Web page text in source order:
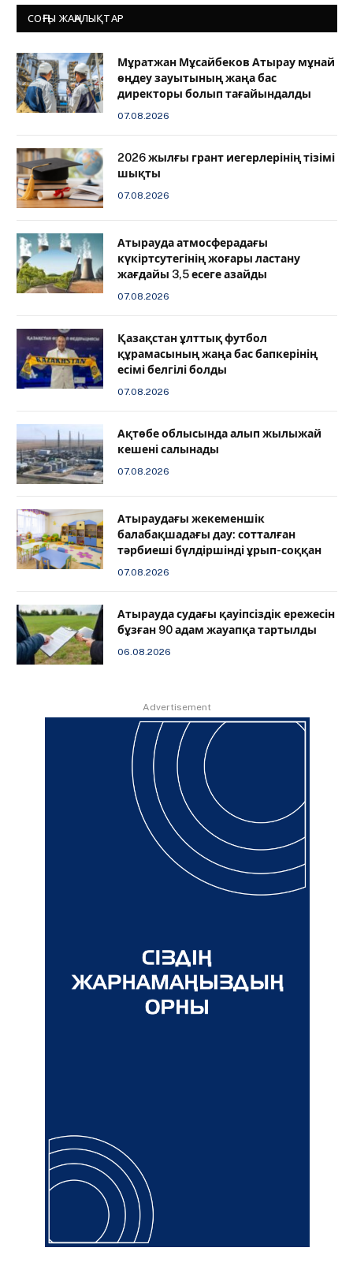
СОҢҒЫ ЖАҢАЛЫҚТАР
Мұратжан Мұсайбеков Атырау мұнай
өңдеу зауытының жаңа бас
директоры болып тағайындалды
07.08.2026
2026 жылғы грант иегерлерінің тізімі
шықты
07.08.2026
Атырауда атмосферадағы
күкіртсутегінің жоғары ластану
жағдайы 3,5 есеге азайды
07.08.2026
Қазақстан ұлттық футбол
құрамасының жаңа бас бапкерінің
есімі белгілі болды
07.08.2026
Ақтөбе облысында алып жылыжай
кешені салынады
07.08.2026
Атыраудағы жекеменшік
балабақшадағы дау: сотталған
тәрбиеші бүлдіршінді ұрып-соққан
07.08.2026
Атырауда судағы қауіпсіздік ережесін
бұзған 90 адам жауапқа тартылды
06.08.2026
Advertisement